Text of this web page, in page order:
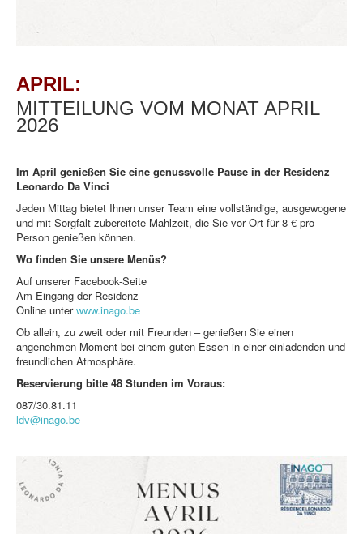
APRIL:
MITTEILUNG VOM MONAT APRIL
2026
Im April genießen Sie eine genussvolle Pause in der Residenz
Leonardo Da Vinci
Jeden Mittag bietet Ihnen unser Team eine vollständige, ausgewogene
und mit Sorgfalt zubereitete Mahlzeit, die Sie vor Ort für 8 € pro
Person genießen können.
Wo finden Sie unsere Menüs?
Auf unserer Facebook-Seite
Am Eingang der Residenz
Online unterwww.inago.be
Ob allein, zu zweit oder mit Freunden – genießen Sie einen
angenehmen Moment bei einem guten Essen in einer einladenden und
freundlichen Atmosphäre.
Reservierung bitte 48 Stunden im Voraus:
087/30.81.11
ldv@inago.be